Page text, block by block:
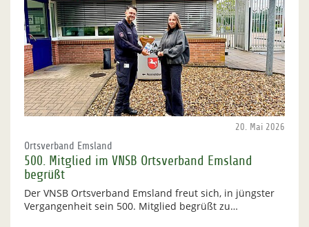
20. Mai 2026
Ortsverband Emsland
500. Mitglied im VNSB Ortsverband Emsland
begrüßt
Der VNSB Ortsverband Emsland freut sich, in jüngster
Vergangenheit sein 500. Mitglied begrüßt zu…